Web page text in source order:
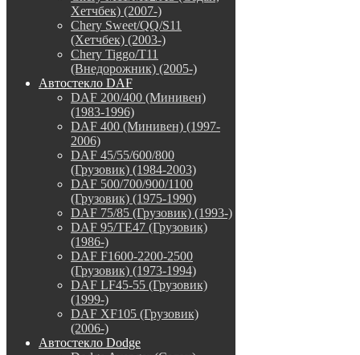
Хетчбек) (2007-)
Chery Sweet/QQ/S11
(Хетчбек) (2003-)
Chery Tiggo/T11
(Внедорожник) (2005-)
Автостекло DAF
DAF 200/400 (Минивен)
(1983-1996)
DAF 400 (Минивен) (1997-
2006)
DAF 45/55/600/800
(Грузовик) (1984-2003)
DAF 500/700/900/1100
(Грузовик) (1975-1990)
DAF 75/85 (Грузовик) (1993-)
DAF 95/TE47 (Грузовик)
(1986-)
DAF F1600-2200-2500
(Грузовик) (1973-1994)
DAF LF45-55 (Грузовик)
(1999-)
DAF XF105 (Грузовик)
(2006-)
Автостекло Dodge